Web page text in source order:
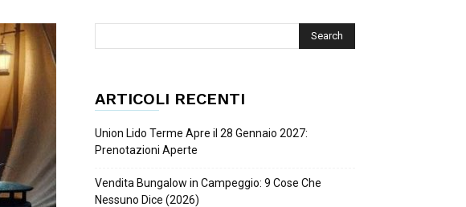
ARTICOLI RECENTI
Union Lido Terme Apre il 28 Gennaio 2027:
Prenotazioni Aperte
Vendita Bungalow in Campeggio: 9 Cose Che
Nessuno Dice (2026)